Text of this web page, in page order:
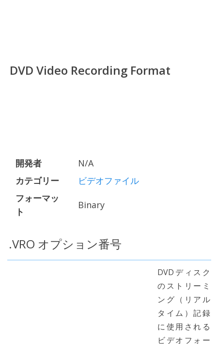
DVD Video Recording Format
開発者
N/A
カテゴリー
ビデオファイル
フォーマッ
ト
Binary
.VRO オプション番号
DVDディスク
のストリーミ
ング（リアル
タイム）記録
に使用される
ビデオフォー